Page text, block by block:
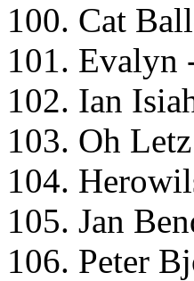
100. Cаt
101. Evаlyn
102. Iаn
103. Oh
104.
105. Jаn
106. Pеtеr